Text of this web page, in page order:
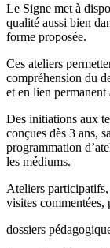
Le Signe met à
qualité aussi bien
forme proposée.
Ces ateliers
compréhension du
et en lien permanent
Des initiations aux
conçues dès 3 ans,
programmation
les médiums.
Ateliers
visites
dossiers